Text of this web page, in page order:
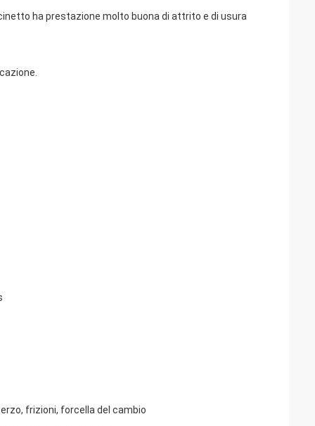
ha prestazione molto buona di attrito e di usura
frizioni, forcella del cambio